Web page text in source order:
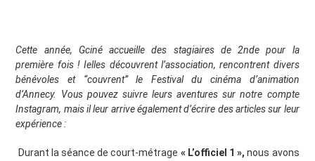
Cette année, Gciné accueille des stagiaires de 2nde pour la
première fois ! Ielles découvrent l’association, rencontrent divers
bénévoles et “couvrent” le Festival du cinéma d’animation
d’Annecy. Vous pouvez suivre leurs aventures sur notre compte
Instagram, mais il leur arrive également d’écrire des articles sur leur
expérience :
Durant la séance de court-métrage « L’officiel 1 », nous avons